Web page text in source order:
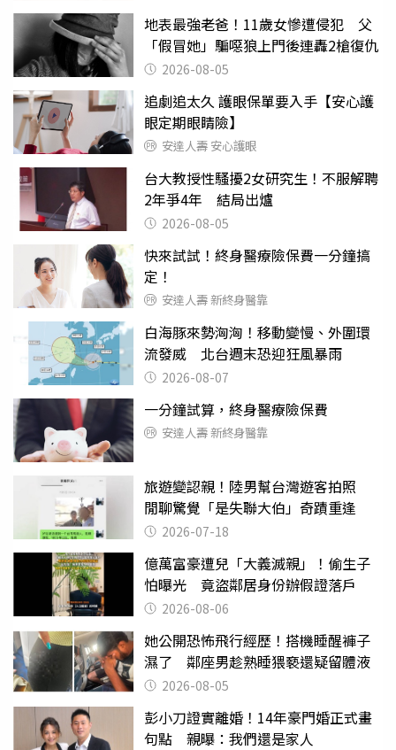
地表最強老爸！11歲女慘遭侵犯 父
「假冒她」騙噁狼上門後連轟2槍復仇
2026-08-05
追劇追太久 護眼保單要入手【安心護
眼定期眼睛險】
安達人壽 安心護眼
台大教授性騷擾2女研究生！不服解聘
2年爭4年 結局出爐
2026-08-05
快來試試！終身醫療險保費一分鐘搞
定！
安達人壽 新終身醫靠
白海豚來勢洶洶！移動變慢、外圍環
流發威 北台週末恐迎狂風暴雨
2026-08-07
一分鐘試算，終身醫療險保費
安達人壽 新終身醫靠
旅遊變認親！陸男幫台灣遊客拍照
閒聊驚覺「是失聯大伯」奇蹟重逢
2026-07-18
億萬富豪遭兒「大義滅親」！偷生子
怕曝光 竟盜鄰居身份辦假證落戶
2026-08-06
她公開恐怖飛行經歷！搭機睡醒褲子
濕了 鄰座男趁熟睡猥褻還疑留體液
2026-08-05
彭小刀證實離婚！14年豪門婚正式畫
句點 親曝：我們還是家人